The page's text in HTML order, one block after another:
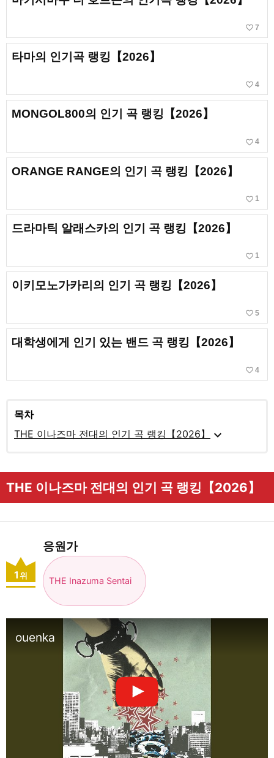
favorite_border 7
타마의 인기곡 랭킹【2026】
favorite_border 4
MONGOL800의 인기 곡 랭킹【2026】
favorite_border 4
ORANGE RANGE의 인기 곡 랭킹【2026】
favorite_border 1
드라마틱 알래스카의 인기 곡 랭킹【2026】
favorite_border 1
이키모노가카리의 인기 곡 랭킹【2026】
favorite_border 5
대학생에게 인기 있는 밴드 곡 랭킹【2026】
favorite_border 4
목차
THE 이나즈마 전대의 인기 곡 랭킹【2026】
expand_more
THE 이나즈마 전대의 인기 곡 랭킹【2026】
응원가
THE Inazuma Sentai
1 위
ouenka